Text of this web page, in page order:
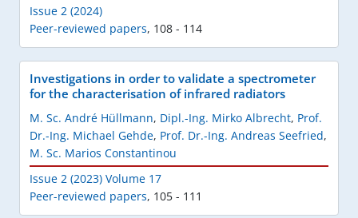
Issue 2 (2024)
Peer-reviewed papers, 108 - 114
Investigations in order to validate a spectrometer
for the characterisation of infrared radiators
M. Sc. André Hüllmann, Dipl.-Ing. Mirko Albrecht, Prof.
Dr.-Ing. Michael Gehde, Prof. Dr.-Ing. Andreas Seefried,
M. Sc. Marios Constantinou
Issue 2 (2023) Volume 17
Peer-reviewed papers, 105 - 111